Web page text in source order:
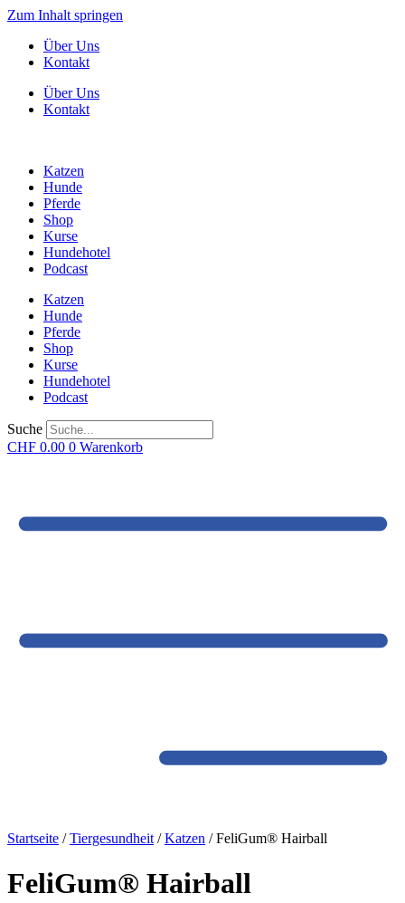
Zum Inhalt springen
Über Uns
Kontakt
Über Uns
Kontakt
Katzen
Hunde
Pferde
Shop
Kurse
Hundehotel
Podcast
Katzen
Hunde
Pferde
Shop
Kurse
Hundehotel
Podcast
Suche
CHF 0.00 0 Warenkorb
Startseite /Tiergesundheit /Katzen / FeliGum® Hairball
FeliGum® Hairball